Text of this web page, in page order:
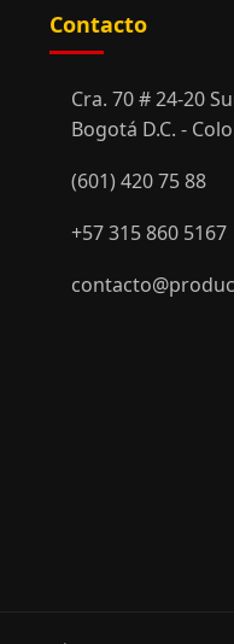
Contacto
Cra. 70 # 24-20
Bogotá D.C. -
(601) 420 75 88
+57 315 860 5167